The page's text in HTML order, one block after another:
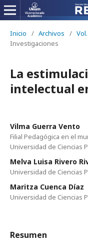
Inicio / Archivos /
Investigaciones
La
intelectual
Vilma Guerra Vento
Filial Pedagógica en el
Universidad de Ciencias
Melva Luisa Rivero
Universidad de Ciencias
Maritza Cuenca Díaz
Universidad de Ciencias
Resumen